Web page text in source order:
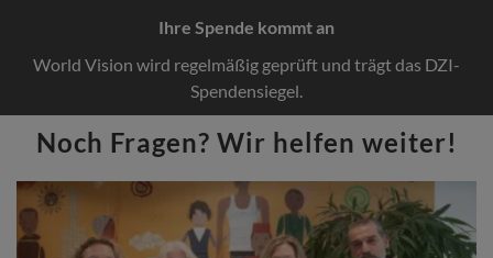
Ihre Spende kommt an
World Vision wird regelmäßig geprüft und trägt das DZI-
Spendensiegel.
Noch Fragen? Wir helfen weiter!